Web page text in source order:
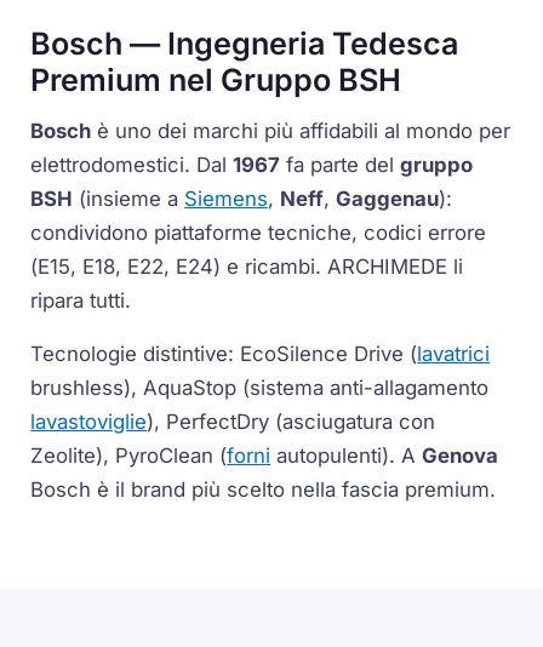
Bosch — Ingegneria Tedesca
Premium nel Gruppo BSH
Bosch è uno dei marchi più affidabili al mondo per
elettrodomestici. Dal1967 fa parte delgruppo
BSH (insieme a Siemens, Neff,Gaggenau):
condividono piattaforme tecniche, codici errore
(E15, E18, E22, E24) e ricambi. ARCHIMEDE li
ripara tutti.
Tecnologie distintive: EcoSilence Drive (lavatrici
brushless),AquaStop (sistema anti-allagamento
lavastoviglie), PerfectDry (asciugatura con
Zeolite), PyroClean (forni autopulenti). AGenova
Bosch è il brand più scelto nella fascia premium.